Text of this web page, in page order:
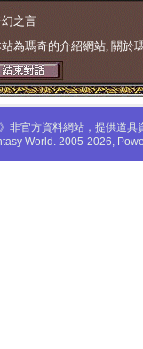
之言
為瑪奇的介紹網站, 關於
非官方資料網站，提供道
World. 2005-2026,